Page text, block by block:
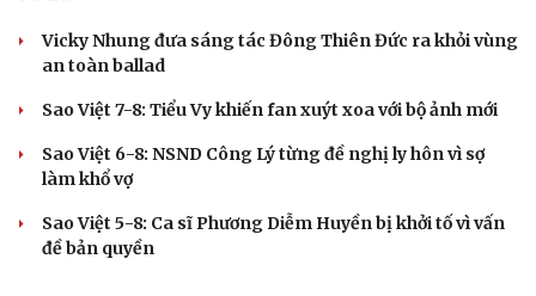
Vicky Nhung đưa sáng tác Đông Thiên Đức ra khỏi vùng
an toàn ballad
Sao Việt 7-8: Tiểu Vy khiến fan xuýt xoa với bộ ảnh mới
Sao Việt 6-8: NSND Công Lý từng đề nghị ly hôn vì sợ
làm khổ vợ
Sao Việt 5-8: Ca sĩ Phương Diễm Huyền bị khởi tố vì vấn
đề bản quyền